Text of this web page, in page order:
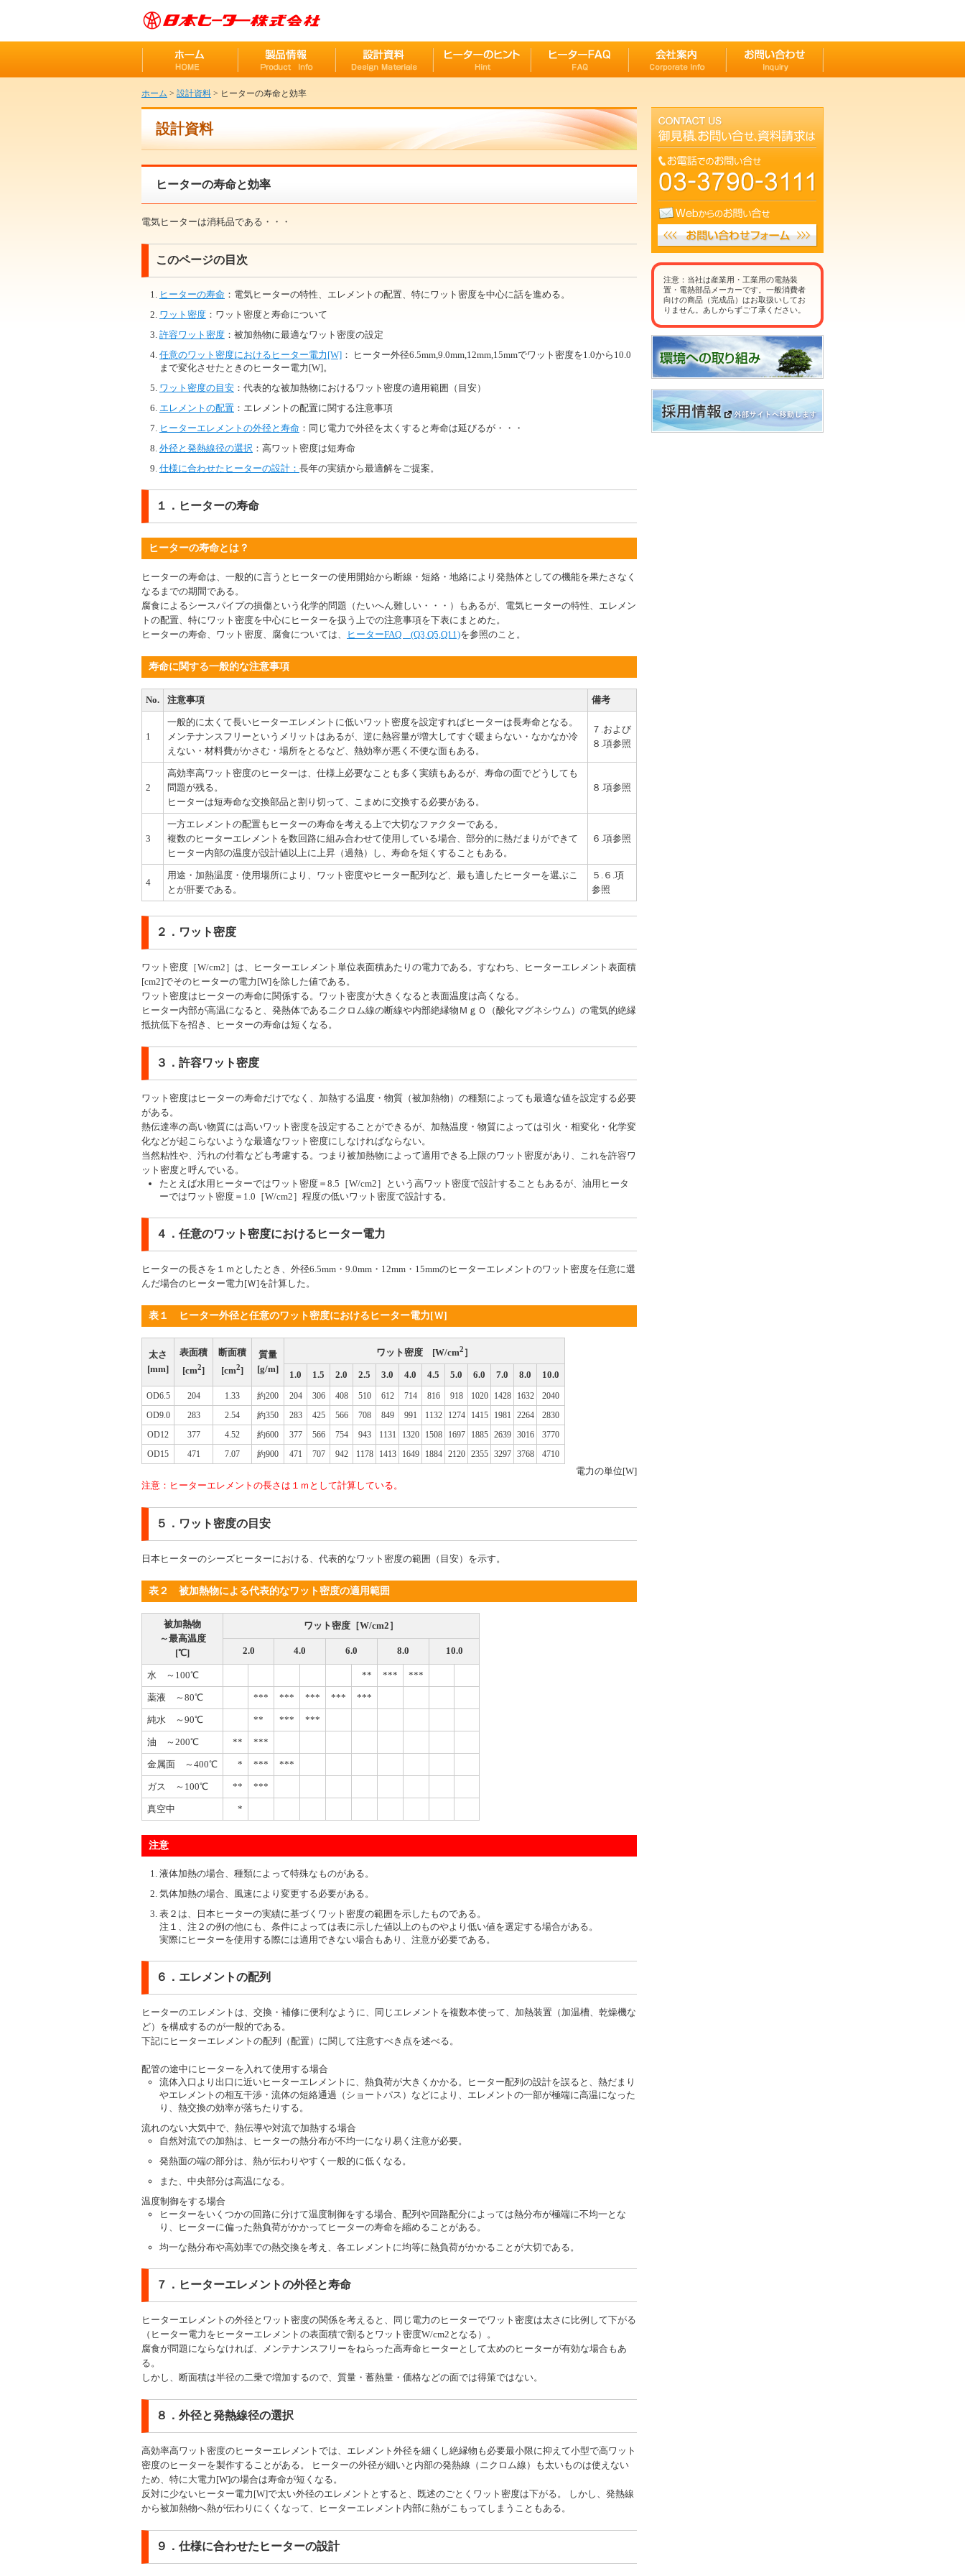
ホーム > 設計資料 > ヒーターの寿命と効率
設計資料
ヒーターの寿命と効率
電気ヒーターは消耗品である・・・
このページの目次
ヒーターの寿命 ：電気ヒーターの特性、エレメントの配置、特にワット密度を中心に話を進める。
ワット密度 ：ワット密度と寿命について
許容ワット密度 ：被加熱物に最適なワット密度の設定
任意のワット密度におけるヒーター電力[W] ： ヒーター外径6.5mm,9.0mm,12mm,15mmでワット密度を1.0から10.0
まで変化させたときのヒーター電力[W]。
ワット密度の目安 ：代表的な被加熱物におけるワット密度の適用範囲（目安）
エレメントの配置 ：エレメントの配置に関する注意事項
ヒーターエレメントの外径と寿命 ：同じ電力で外径を太くすると寿命は延びるが・・・
外径と発熱線径の選択 ：高ワット密度は短寿命
仕様に合わせたヒーターの設計： 長年の実績から最適解をご提案。
１．ヒーターの寿命
ヒーターの寿命とは？
ヒーターの寿命は、一般的に言うとヒーターの使用開始から断線・短絡・地絡により発熱体としての機能を果たさなく
なるまでの期間である。
腐食によるシースパイプの損傷という化学的問題（たいへん難しい・・・）もあるが、電気ヒーターの特性、エレメン
トの配置、特にワット密度を中心にヒーターを扱う上での注意事項を下表にまとめた。
ヒーターの寿命、ワット密度、腐食については、
ヒーターFAQ (Q3,Q5,Q11)を参照のこと。
寿命に関する一般的な注意事項
No. 注意事項 備考
1
一般的に太くて長いヒーターエレメントに低いワット密度を設定すればヒーターは長寿命となる。
メンテナンスフリーというメリットはあるが、逆に熱容量が増大してすぐ暖まらない・なかなか冷
えない・材料費がかさむ・場所をとるなど、熱効率が悪く不便な面もある。
７.および
８.項参照
2
高効率高ワット密度のヒーターは、仕様上必要なことも多く実績もあるが、寿命の面でどうしても
問題が残る。
ヒーターは短寿命な交換部品と割り切って、こまめに交換する必要がある。
８.項参照
3
一方エレメントの配置もヒーターの寿命を考える上で大切なファクターである。
複数のヒーターエレメントを数回路に組み合わせて使用している場合、部分的に熱だまりができて
ヒーター内部の温度が設計値以上に上昇（過熱）し、寿命を短くすることもある。
６.項参照
4
用途・加熱温度・使用場所により、ワット密度やヒーター配列など、最も適したヒーターを選ぶこ
とが肝要である。
５.６.項
参照
２．ワット密度
ワット密度［W/cm2］は、ヒーターエレメント単位表面積あたりの電力である。すなわち、ヒーターエレメント表面積
[cm2]でそのヒーターの電力[W]を除した値である。
ワット密度はヒーターの寿命に関係する。ワット密度が大きくなると表面温度は高くなる。
ヒーター内部が高温になると、発熱体であるニクロム線の断線や内部絶縁物ＭｇＯ（酸化マグネシウム）の電気的絶縁
抵抗低下を招き、ヒーターの寿命は短くなる。
３．許容ワット密度
ワット密度はヒーターの寿命だけでなく、加熱する温度・物質（被加熱物）の種類によっても最適な値を設定する必要
がある。
熱伝達率の高い物質には高いワット密度を設定することができるが、加熱温度・物質によっては引火・相変化・化学変
化などが起こらないような最適なワット密度にしなければならない。
当然粘性や、汚れの付着なども考慮する。つまり被加熱物によって適用できる上限のワット密度があり、これを許容ワ
ット密度と呼んでいる。
たとえば水用ヒーターではワット密度＝8.5［W/cm2］という高ワット密度で設計することもあるが、油用ヒータ
ーではワット密度＝1.0［W/cm2］程度の低いワット密度で設計する。
４．任意のワット密度におけるヒーター電力
ヒーターの長さを１ｍとしたとき、外径6.5mm・9.0mm・12mm・15mmのヒーターエレメントのワット密度を任意に選
んだ場合のヒーター電力[Ｗ]を計算した。
表１ ヒーター外径と任意のワット密度におけるヒーター電力[Ｗ]
太さ
[mm]
表面積
[cm2]
断面積
[cm2]
質量
[g/m]
ワット密度 [W/cm2 ］
1.0 1.5 2.0 2.5 3.0 4.0 4.5 5.0 6.0 7.0 8.0 10.0
OD6.5 204 1.33 約200 204 306 408 510 612 714 816 918 1020 1428 1632
2040
OD9.0
283 2.54 約350 283 425 566 708 849 991 1132 1274 1415 1981 2264
2830
OD12
377 4.52 約600 377 566 754 943 1131 1320 1508 1697 1885 2639 3016
3770
OD15
471 7.07 約900 471 707 942 1178 1413 1649 1884 2120 2355 3297 3768 4710
電力の単位[W]
注意：ヒーターエレメントの長さは１ｍとして計算している。
５．ワット密度の目安
日本ヒーターのシーズヒーターにおける、代表的なワット密度の範囲（目安）を示す。
表２ 被加熱物による代表的なワット密度の適用範囲
被加熱物
～最高温度
[℃]
ワット密度［W/cm2］
2.0 4.0 6.0 8.0 10.0
水 ～100℃ ** *** ***
薬液 ～80℃ *** *** *** *** ***
純水 ～90℃ ** *** ***
油 ～200℃ ** ***
金属面 ～400℃ * *** ***
ガス ～100℃ ** ***
真空中 *
注意
液体加熱の場合、種類によって特殊なものがある。
気体加熱の場合、風速により変更する必要がある。
表２は、日本ヒーターの実績に基づくワット密度の範囲を示したものである。
注１、注２の例の他にも、条件によっては表に示した値以上のものやより低い値を選定する場合がある。
実際にヒーターを使用する際には適用できない場合もあり、注意が必要である。
６．エレメントの配列
ヒーターのエレメントは、交換・補修に便利なように、同じエレメントを複数本使って、加熱装置（加温槽、乾燥機な
ど）を構成するのが一般的である。
下記にヒーターエレメントの配列（配置）に関して注意すべき点を述べる。
配管の途中にヒーターを入れて使用する場合
流体入口より出口に近いヒーターエレメントに、熱負荷が大きくかかる。ヒーター配列の設計を誤ると、熱だまり
やエレメントの相互干渉・流体の短絡通過（ショートパス）などにより、エレメントの一部が極端に高温になった
り、熱交換の効率が落ちたりする。
流れのない大気中で、熱伝導や対流で加熱する場合
自然対流での加熱は、ヒーターの熱分布が不均一になり易く注意が必要。
発熱面の端の部分は、熱が伝わりやすく一般的に低くなる。
また、中央部分は高温になる。
温度制御をする場合
ヒーターをいくつかの回路に分けて温度制御をする場合、配列や回路配分によっては熱分布が極端に不均一とな
り、ヒーターに偏った熱負荷がかかってヒーターの寿命を縮めることがある。
均一な熱分布や高効率での熱交換を考え、各エレメントに均等に熱負荷がかかることが大切である。
７．ヒーターエレメントの外径と寿命
ヒーターエレメントの外径とワット密度の関係を考えると、同じ電力のヒーターでワット密度は太さに比例して下がる
（ヒーター電力をヒーターエレメントの表面積で割るとワット密度W/cm2となる）。
腐食が問題にならなければ、メンテナンスフリーをねらった高寿命ヒーターとして太めのヒーターが有効な場合もあ
る。
しかし、断面積は半径の二乗で増加するので、質量・蓄熱量・価格などの面では得策ではない。
８．外径と発熱線径の選択
高効率高ワット密度のヒーターエレメントでは、エレメント外径を細くし絶縁物も必要最小限に抑えて小型で高ワット
密度のヒーターを製作することがある。 ヒーターの外径が細いと内部の発熱線（ニクロム線）も太いものは使えない
ため、特に大電力[W]の場合は寿命が短くなる。
反対に少ないヒーター電力[W]で太い外径のエレメントとすると、既述のごとくワット密度は下がる。 しかし、発熱線
から被加熱物へ熱が伝わりにくくなって、ヒーターエレメント内部に熱がこもってしまうこともある。
９．仕様に合わせたヒーターの設計
注意：当社は産業用・工業用の電熱装
置・電熱部品メーカーです。一般消費者
向けの商品（完成品）はお取扱いしてお
りません。あしからずご了承ください。